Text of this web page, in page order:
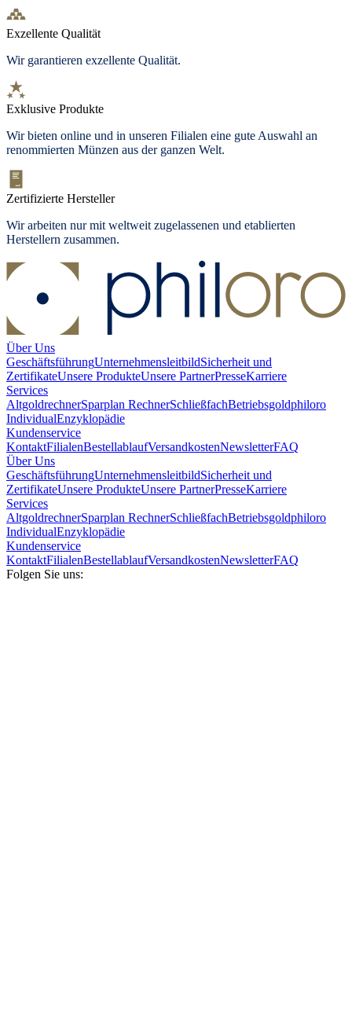
Exzellente Qualität
Wir garantieren exzellente Qualität.
Exklusive Produkte
Wir bieten online und in unseren Filialen eine gute Auswahl an
renommierten Münzen aus der ganzen Welt.
Zertifizierte Hersteller
Wir arbeiten nur mit weltweit zugelassenen und etablierten
Herstellern zusammen.
Über Uns
GeschäftsführungUnternehmensleitbildSicherheit und
ZertifikateUnsere ProdukteUnsere PartnerPresseKarriere
Services
AltgoldrechnerSparplan RechnerSchließfachBetriebsgoldphiloro
IndividualEnzyklopädie
Kundenservice
KontaktFilialenBestellablaufVersandkostenNewsletterFAQ
Über Uns
GeschäftsführungUnternehmensleitbildSicherheit und
ZertifikateUnsere ProdukteUnsere PartnerPresseKarriere
Services
AltgoldrechnerSparplan RechnerSchließfachBetriebsgoldphiloro
IndividualEnzyklopädie
Kundenservice
KontaktFilialenBestellablaufVersandkostenNewsletterFAQ
Folgen Sie uns: